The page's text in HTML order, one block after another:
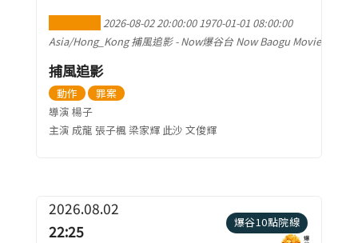
2026-08-02 20:00:00 1970-01-01 08:00:00
Asia/Hong_Kong 捕風追影 - Now爆谷台 Now Baogu Movie
捕風追影
動作
罪案
導演 楊子
主演 成龍 張子楓 梁家輝 此沙 文俊輝
2026.08.02
22:25
爆谷10點院線